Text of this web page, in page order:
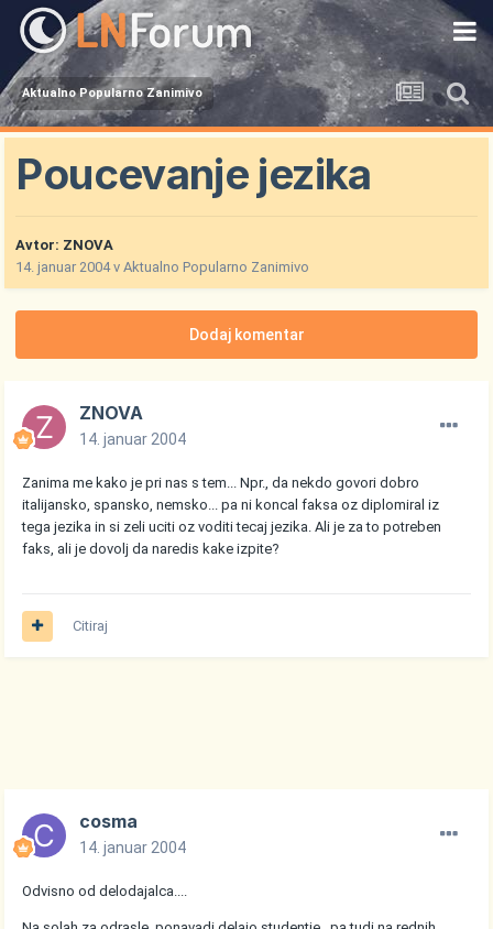
Aktualno Popularno Zanimivo
Poucevanje jezika
Avtor: ZNOVA
14. januar 2004vAktualno Popularno Zanimivo
Dodaj komentar
ZNOVA
14. januar 2004
Zanima me kako je pri nas s tem... Npr., da nekdo govori dobro
italijansko, spansko, nemsko... pa ni koncal faksa oz diplomiral iz
tega jezika in si zeli uciti oz voditi tecaj jezika. Ali je za to potreben
faks, ali je dovolj da naredis kake izpite?
Citiraj
cosma
14. januar 2004
Odvisno od delodajalca....